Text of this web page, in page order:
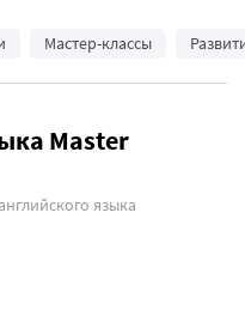
Мастер-классы
Master
языка